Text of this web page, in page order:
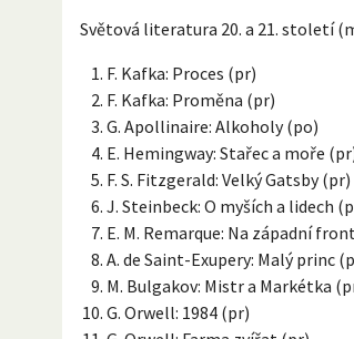
Světová literatura 20. a 21. století
F. Kafka: Proces (pr)
F. Kafka: Proměna (pr)
G. Apollinaire: Alkoholy (po)
E. Hemingway: Stařec a moře
F. S. Fitzgerald: Velký Gatsby (pr)
J. Steinbeck: O myších a lidech
E. M. Remarque: Na západní
A. de Saint-Exupery: Malý princ
M. Bulgakov: Mistr a Markétka
G. Orwell: 1984 (pr)